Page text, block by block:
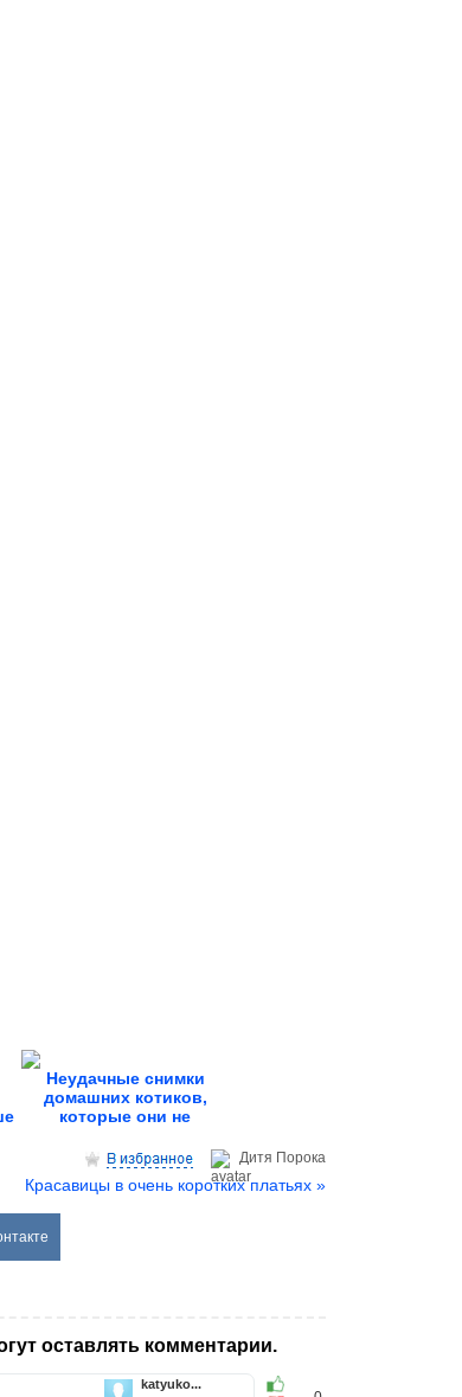
Неудачные снимки
домашних котиков,
которые они не
Дитя Пoрока
Красавицы в очень коротких платьях »
оставлять комментарии.
katyuko...